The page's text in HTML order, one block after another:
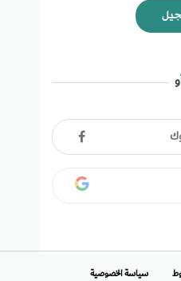
سياسة الخصوصية